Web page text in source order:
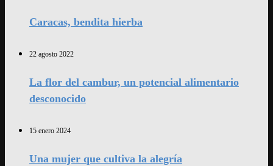
Caracas, bendita hierba
22 agosto 2022
La flor del cambur, un potencial alimentario
desconocido
15 enero 2024
Una mujer que cultiva la alegría